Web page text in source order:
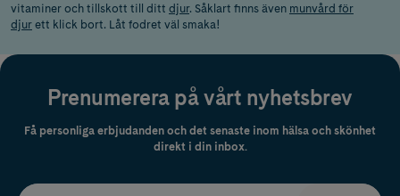
vitaminer och tillskott till ditt djur. Såklart finns även munvård för
djur ett klick bort. Låt fodret väl smaka!
Prenumerera på vårt nyhetsbrev
Få personliga erbjudanden och det senaste inom hälsa och skönhet
direkt i din inbox.